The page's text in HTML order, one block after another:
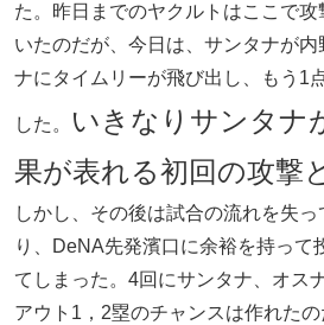
た。昨日までのヤクルトはここで
いたのだが、今日は、サンタナが
ナにタイムリーが飛び出し、もう1
した。
いきなりサンタナ
果が表れる初回の攻撃
しかし、その後は試合の流れを失
り、DeNA先発濱口に余裕を持って
てしまった。4回にサンタナ、オス
アウト1，2塁のチャンスは作れた